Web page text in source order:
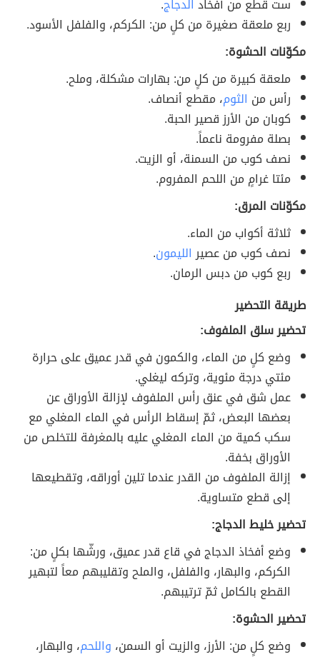
ست قطع من أفخاد الدجاج.
ربع ملعقة صغيرة من كلٍ من: الكركم، والفلفل الأسود.
مكوّنات الحشوة:
ملعقة كبيرة من كلٍ من: بهارات مشكلة، وملح.
رأس من الثوم، مقطع أنصاف.
كوبان من الأرز قصير الحبة.
بصلة مفرومة ناعماً.
نصف كوب من السمنة، أو الزيت.
مئتا غرامٍ من اللحم المفروم.
مكوّنات المرق:
ثلاثة أكواب من الماء.
نصف كوب من عصيرالليمون.
ربع كوب من دبس الرمان.
طريقة التحضير
تحضير سلق الملفوف:
وضع كلٍ من الماء، والكمون في قدر عميق على حرارة
مئتي درجة مئوية، وتركه ليغلي.
عمل شق في عنق رأس الملفوف لإزالة الأوراق عن
بعضها البعض، ثمّ إسقاط الرأس في الماء المغلي مع
سكب كمية من الماء المغلي عليه بالمغرفة للتخلص من
الأوراق بخفة.
إزالة الملفوف من القدر عندما تلين أوراقه، وتقطيعها
إلى قطع متساوية.
تحضير خليط الدجاج:
وضع أفخاذ الدجاج في قاع قدر عميق، ورشّها بكلٍ من:
الكركم، والبهار، والفلفل، والملح وتقليبهم معاً لتبهير
القطع بالكامل ثمّ ترتيبهم.
تحضير الحشوة:
وضع كلٍ من: الأرز، والزيت أو السمن، واللحم، والبهار،